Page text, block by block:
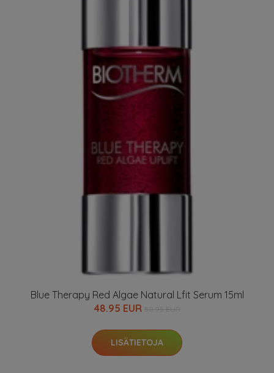
Blue Therapy Red Algae Natural Lfit Serum 15ml
48.95 EUR
LISÄTIETOJA